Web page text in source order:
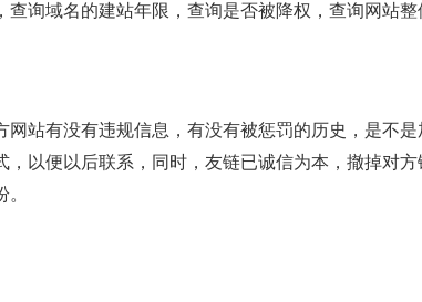
查询域名的建站年限，查询是否被降权，查询网站整
网站有没有违规信息，有没有被惩罚的历史，是不是
，以便以后联系，同时，友链已诚信为本，撤掉对方